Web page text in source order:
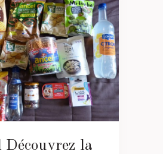
Découvrez la